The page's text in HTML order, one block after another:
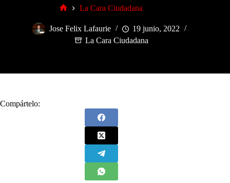
La Cara Ciudadana
Jose Felix Lafaurie
19 junio, 2022
La Cara Ciudadana
Compártelo: